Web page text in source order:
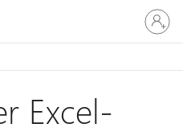
Logga
in
på
konto
Excel-